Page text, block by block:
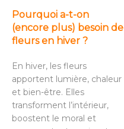
Pourquoi a-t-on
(encore plus) besoin de
fleurs en hiver ?
En hiver, les fleurs
apportent lumière, chaleur
et bien-être. Elles
transforment l’intérieur,
boostent le moral et